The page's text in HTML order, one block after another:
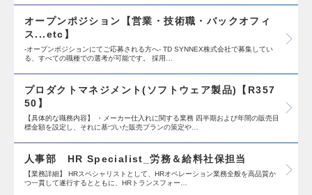
オープンポジション【営業・技術職・バックオフィ
ス...etc】
-オープンポジションにてご応募される方へ- TD SYNNEX株式会社で募集してい
る、すべての職種での選考が可能です。 採用…
プロダクトマネジメント(ソフトウェア製品)【R357
50】
【具体的な職務内容】 ・メーカー仕入れに関する業務 四半期および年間の販売目
標金額を設定し、それに基づいた販売プランの策定や…
人事部 HR Specialist_労務＆給料社保担当
【業務詳細】 HRスペシャリストとして、HRオペレーション業務全般を高品質か
つ一貫して遂行するとともに、HRトランスフォー…